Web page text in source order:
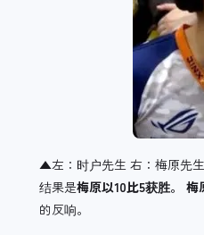
▲左：时户先生 右：梅原先生
结果是梅原以10比5获胜。 梅
的反响。